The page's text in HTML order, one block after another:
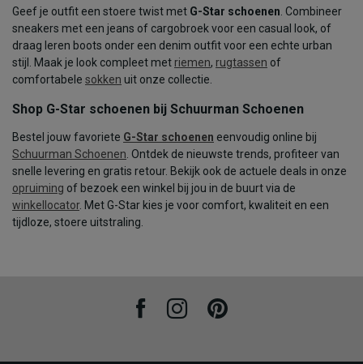
Geef je outfit een stoere twist met G-Star schoenen . Combineer
sneakers met een jeans of cargobroek voor een casual look, of
draag leren boots onder een denim outfit voor een echte urban
stijl. Maak je look compleet met riemen, rugtassen of
comfortabele sokken uit onze collectie.
Shop G-Star schoenen bij Schuurman Schoenen
Bestel jouw favoriete G-Star schoenen eenvoudig online bij
Schuurman Schoenen . Ontdek de nieuwste trends, profiteer van
snelle levering en gratis retour. Bekijk ook de actuele deals in onze
opruiming of bezoek een winkel bij jou in de buurt via de
winkellocator. Met G-Star kies je voor comfort, kwaliteit en een
tijdloze, stoere uitstraling.
FacebookInstagramPinterest